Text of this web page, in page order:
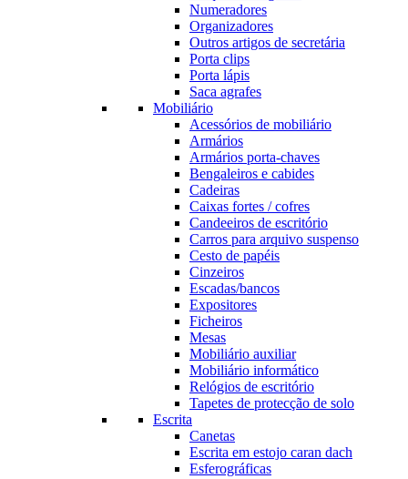
Numeradores
Organizadores
Outros artigos de secretária
Porta clips
Porta lápis
Saca agrafes
Mobiliário
Acessórios de mobiliário
Armários
Armários porta-chaves
Bengaleiros e cabides
Cadeiras
Caixas fortes / cofres
Candeeiros de escritório
Carros para arquivo suspenso
Cesto de papéis
Cinzeiros
Escadas/bancos
Expositores
Ficheiros
Mesas
Mobiliário auxiliar
Mobiliário informático
Relógios de escritório
Tapetes de protecção de solo
Escrita
Canetas
Escrita em estojo caran dach
Esferográficas